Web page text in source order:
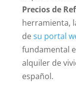
Precios de
herramienta,
desu portal
fundamental
alquiler de
español.